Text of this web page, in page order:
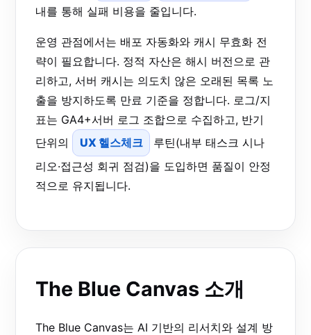
내를 통해 실패 비용을 줄입니다.
운영 관점에서는 배포 자동화와 캐시 무효화 전
략이 필요합니다. 정적 자산은 해시 버전으로 관
리하고, 서버 캐시는 의도치 않은 오래된 목록 노
출을 방지하도록 만료 기준을 정합니다. 로그/지
표는 GA4+서버 로그 조합으로 수집하고, 반기
단위의
UX 헬스체크
루틴(내부 태스크 시나
리오·접근성 회귀 점검)을 도입하면 품질이 안정
적으로 유지됩니다.
The Blue Canvas 소개
The Blue Canvas는 AI 기반의 리서치와 설계 방